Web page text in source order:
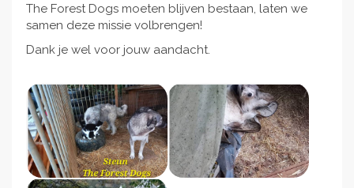
The Forest Dogs moeten blijven bestaan, laten we
samen deze missie volbrengen!
Dank je wel voor jouw aandacht.